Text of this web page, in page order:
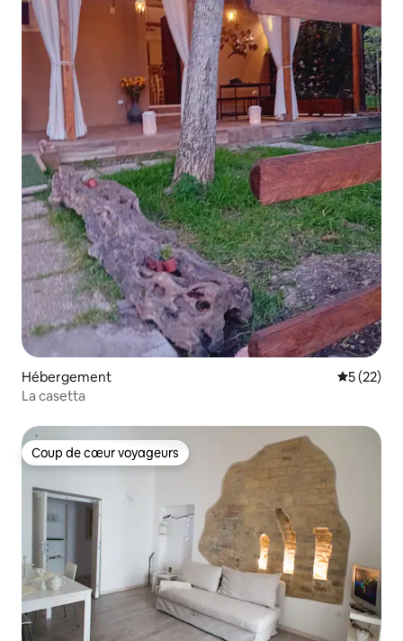
Hébergement
5 (22)
La casetta
Coup de cœur voyageurs
Coup de cœur voyageurs